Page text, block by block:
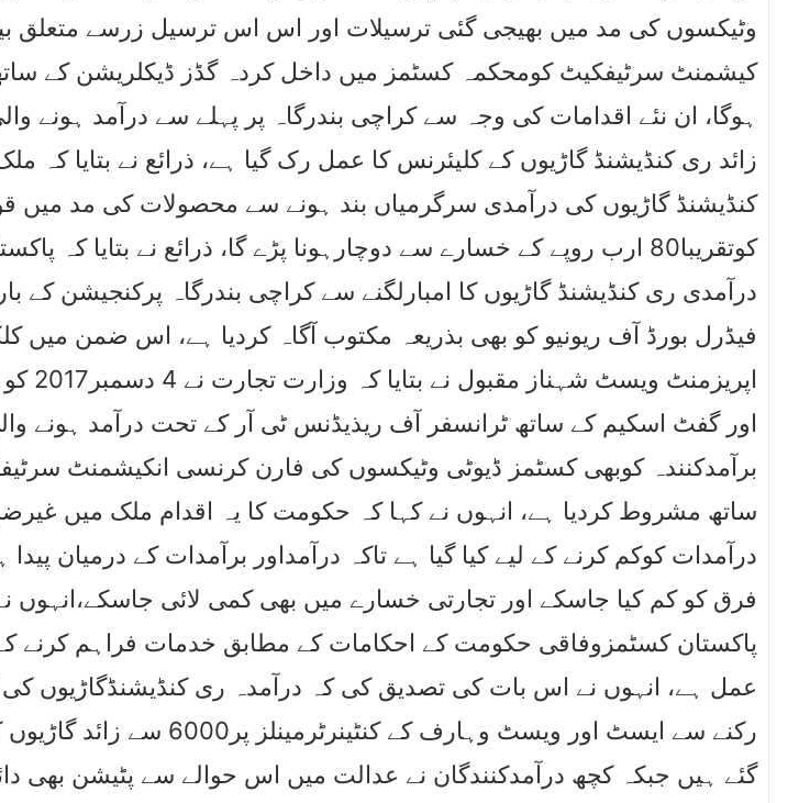
وٹیکسوں کی مد میں بھیجی گئی ترسیلات اور اس اس ترسیل زرسے متعلق
کیشمنٹ سرٹیفکیٹ کومحکمہ کسٹمز میں داخل کردہ گڈز ڈیکلریشن کے
زائد ری کنڈیشنڈ گاڑیوں کے کلیئرنس کا عمل رک گیا ہے، ذرائع نے بتایا کہ
کنڈیشنڈ گاڑیوں کی درآمدی سرگرمیاں بند ہونے سے محصولات کی مد میں
کوتقریبا80 ارب روپے کے خسارے سے دوچارہونا پڑے گا، ذرائع نے بتایا کہ
درآمدی ری کنڈیشنڈ گاڑیوں کا امبارلگنے سے کراچی بندرگاہ پرکنجیشن کے
فیڈرل بورڈ آف ریونیو کو بھی بذریعہ مکتوب آگاہ کردیا ہے، اس ضمن میں
اپریزمنٹ
اور گفٹ اسکیم کے ساتھ ٹرانسفر آف ریذیڈنس ٹی آر کے تحت درآمد ہونے
برآمدکنندہ کوبھی کسٹمز ڈیوٹی وٹیکسوں کی فارن کرنسی انکیشمنٹ
ساتھ مشروط کردیا ہے، انہوں نے کہا کہ حکومت کا یہ اقدام ملک میں
درآمدات کوکم کرنے کے لیے کیا گیا ہے تاکہ درآمداور برآمدات کے درمیان پیدا
فرق کو کم کیا جاسکے اور تجارتی خسارے میں بھی کمی لائی جاسکے،انہوں
پاکستان کسٹمزوفاقی حکومت کے احکامات کے مطابق خدمات فراہم کرنے
عمل ہے، انہوں نے اس بات کی تصدیق کی کہ درآمدہ ری کنڈیشنڈگاڑیوں کی
رکنے سے ایسٹ اور ویسٹ وہارف کے
گئے ہیں جبکہ کچھ درآمدکنندگان نے عدالت میں اس حوالے سے پٹیشن بھی